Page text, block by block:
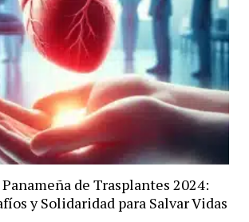
de Trasplantes 2024:
y Solidaridad para Salvar Vidas